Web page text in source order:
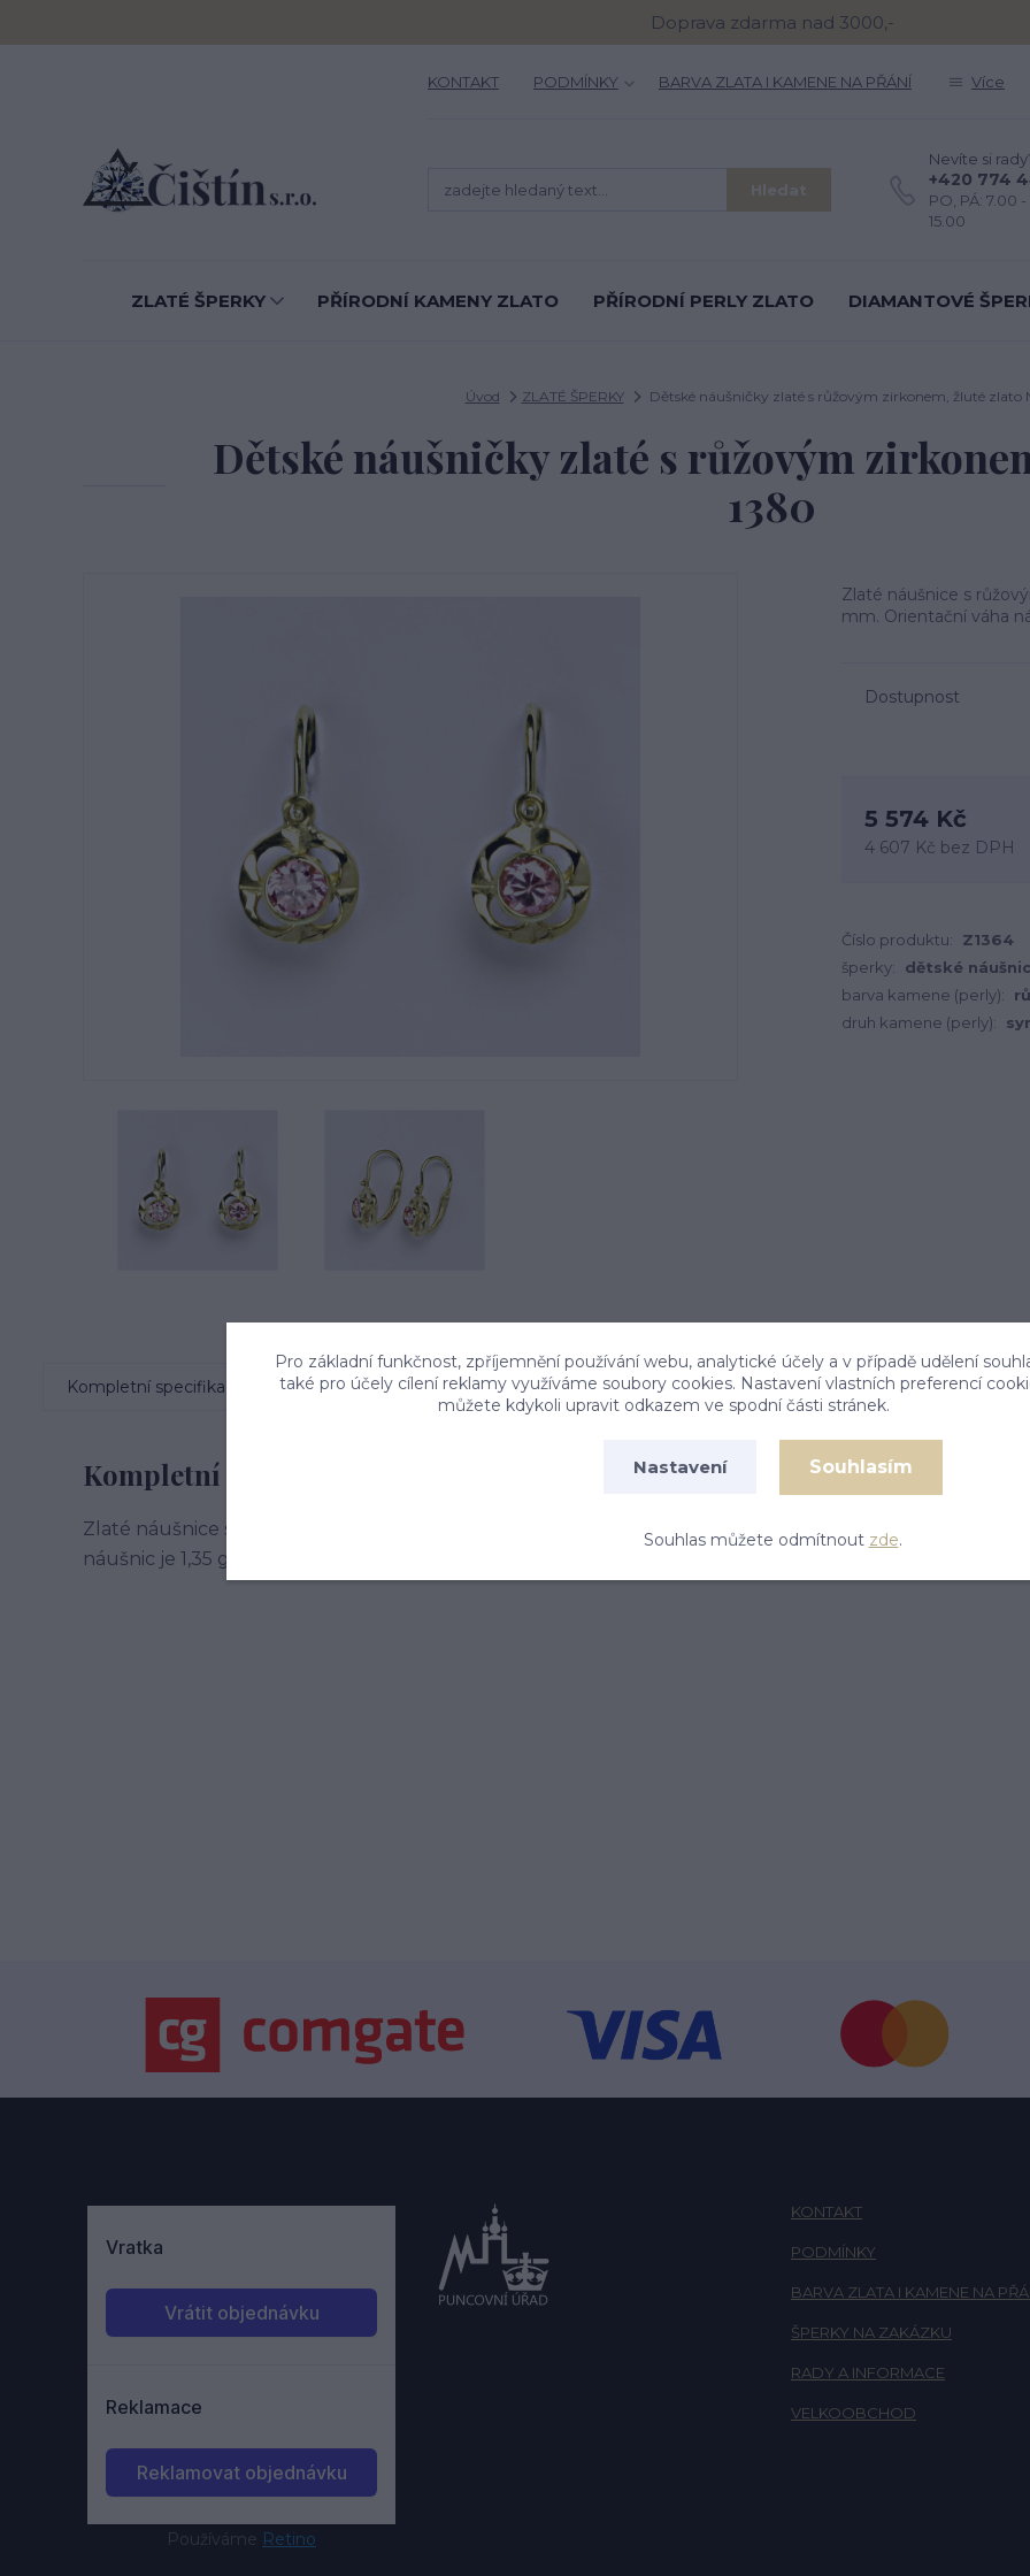
Doprava zdarma nad 3000,-
KONTAKT PODMÍNKY BARVA ZLATA I KAMENE NA PŘÁNÍ Více
Hledat
Nevíte si
+420 774
PO, PÁ: 7.00 -
15.00
ZLATÉ ŠPERKY PŘÍRODNÍ KAMENY ZLATO PŘÍRODNÍ PERLY ZLATO DIAMANTOVÉ
Úvod ZLATÉ ŠPERKY Dětské náušničky zlaté s růžovým zirkonem, žluté zlato
Dětské náušničky zlaté s růžovým
1380
Zlaté náušnice s
mm. Orientační váha
Dostupnost
5 574 Kč
4 607 Kč bez DPH
Číslo produktu: Z1364
šperky:
dětské
barva kamene (perly):
druh kamene (perly):
Kompletní specifikace Komentáře 0
Kompletní specifikace
Zlaté náušnice s růžovým zirkonem ze žlutého zlata. Výška náušnice je 15 mm. Orientační váha
náušnic je 1,35 g.
Používáme Retino
KONTAKT
PODMÍNKY
BARVA ZLATA I KAMENE NA
ŠPERKY NA ZAKÁZKU
RADY A INFORMACE
VELKOOBCHOD
Pro základní funkčnost, zpříjemnění používání webu, analytické účely a v případě udělení
také pro účely cílení reklamy využíváme soubory cookies. Nastavení vlastních preferencí
můžete kdykoli upravit odkazem ve spodní části stránek.
Nastavení Souhlasím
Souhlas můžete odmítnout zde.